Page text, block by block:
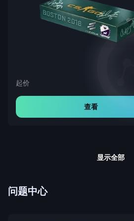
起价
查看
显示全部
问题中心